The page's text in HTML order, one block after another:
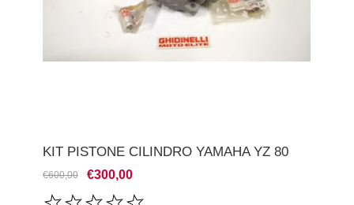
KIT PISTONE CILINDRO YAMAHA YZ 80
€600,00 €300,00